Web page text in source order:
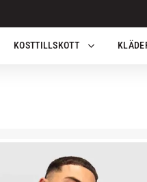
KOSTTILLSKOTT